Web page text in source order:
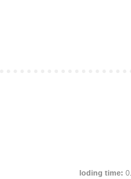
loding time: